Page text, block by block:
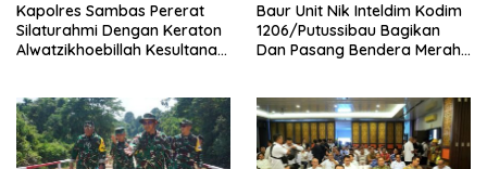
‎Kapolres Sambas Pererat
Silaturahmi Dengan Keraton
Alwatzikhoebillah Kesultanan
Baur Unit Nik Inteldim Kodim
1206/Putussibau Bagikan
Dan Pasang Bendera Merah